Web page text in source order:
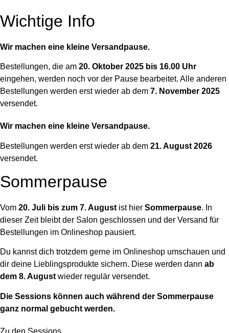
Wichtige Info
Wir machen eine kleine Versandpause.
Bestellungen, die am 20. Oktober 2025 bis 16.00 Uhr
eingehen, werden noch vor der Pause bearbeitet. Alle anderen
Bestellungen werden erst wieder ab dem 7. November 2025
versendet.
Wir machen eine kleine Versandpause.
Bestellungen werden erst wieder ab dem 21. August 2026
versendet.
Sommerpause
Vom 20. Juli bis zum 7. August ist hier Sommerpause. In
dieser Zeit bleibt der Salon geschlossen und der Versand für
Bestellungen im Onlineshop pausiert.
Du kannst dich trotzdem gerne im Onlineshop umschauen und
dir deine Lieblingsprodukte sichern. Diese werden dann ab
dem 8. August wieder regulär versendet.
Die Sessions können auch während der Sommerpause
ganz normal gebucht werden.
Zu den Sessions